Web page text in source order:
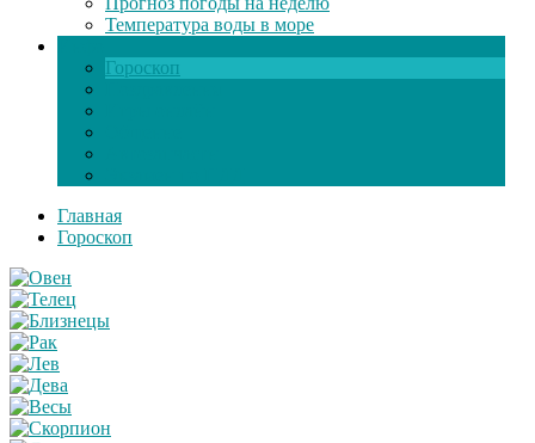
Температура воды в море
Гороскоп
Главная
Гороскоп